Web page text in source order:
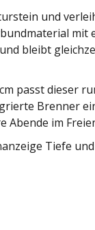
und
mit
bleibt
passt dieser
Brenner
Abende im
Tiefe